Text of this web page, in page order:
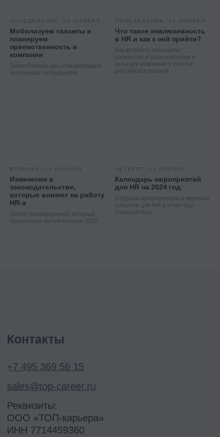
ПОНЕДЕЛЬНИК, 28 НОЯБРЯ
Мобилизуем таланты и
планируем
преемственность в
компании
Talent Review: как откалибровать
потенциал сотрудников
ПОНЕДЕЛЬНИК, 21 НОЯБРЯ
Что такое инклюзивность
в HR и как к ней прийти?
Как встроить принципы
равенства и разнообразия в
культуру компании с учётом
российских реалий
ВТОРНИК, 15 НОЯБРЯ
Изменения в
законодательстве,
которые влияют на работу
HR-а
Обзор нововведений, которые
произошли летом-осенью 2022
ЧЕТВЕРГ, 13 ЯНВАРЯ
Календарь мероприятий
для HR на 2024 год
Собрали конференции и крупные
события для HR в этом году.
Пользуйтесь!
Студентам
Блог
Стать преподавателем
Программы обучения
Стать партнёром
Стать автором блога
Миссия и ценности
Проект реализуется при грантовой
поддержке Фонда «Сколково»